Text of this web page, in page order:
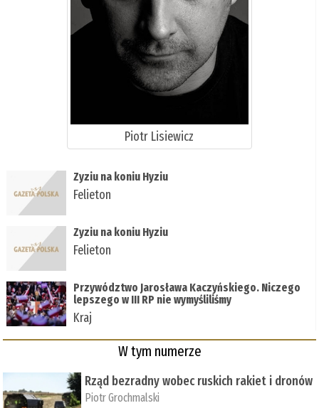
Piotr Lisiewicz
Zyziu na koniu Hyziu
Felieton
Zyziu na koniu Hyziu
Felieton
Przywództwo Jarosława Kaczyńskiego. Niczego
lepszego w III RP nie wymyśliliśmy
Kraj
W tym numerze
Rząd bezradny wobec ruskich rakiet i dronów
Piotr Grochmalski